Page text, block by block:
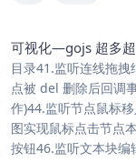
可视化—gojs 超多
目录41.监听连线拖
点被 del 删除后回调
作)44.监听节点鼠标
图实现鼠标点击节点
按钮46.监听文本块编